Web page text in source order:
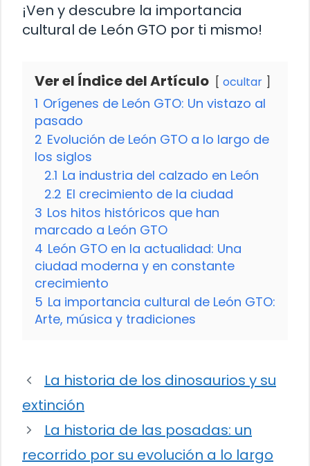
¡Ven y descubre la importancia
cultural de León GTO por ti mismo!
Ver el Índice del Artículo ocultar
1 Orígenes de León GTO: Un vistazo al
pasado
2 Evolución de León GTO a lo largo de
los siglos
2.1 La industria del calzado en León
2.2 El crecimiento de la ciudad
3 Los hitos históricos que han
marcado a León GTO
4 León GTO en la actualidad: Una
ciudad moderna y en constante
crecimiento
5 La importancia cultural de León GTO:
Arte, música y tradiciones
La historia de los dinosaurios y su
extinción
La historia de las posadas: un
recorrido por su evolución a lo largo